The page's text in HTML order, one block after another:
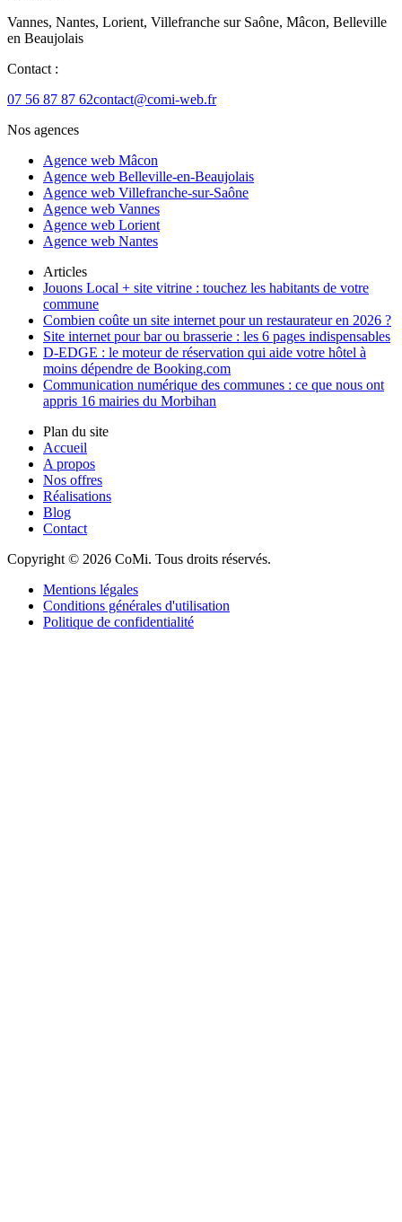
Vannes, Nantes, Lorient, Villefranche sur Saône, Mâcon, Belleville
en Beaujolais
Contact :
07 56 87 87 62contact@comi-web.fr
Nos agences
Agence web Mâcon
Agence web Belleville-en-Beaujolais
Agence web Villefranche-sur-Saône
Agence web Vannes
Agence web Lorient
Agence web Nantes
Articles
Jouons Local + site vitrine : touchez les habitants de votre
commune
Combien coûte un site internet pour un restaurateur en 2026 ?
Site internet pour bar ou brasserie : les 6 pages indispensables
D-EDGE : le moteur de réservation qui aide votre hôtel à
moins dépendre de Booking.com
Communication numérique des communes : ce que nous ont
appris 16 mairies du Morbihan
Plan du site
Accueil
A propos
Nos offres
Réalisations
Blog
Contact
Copyright © 2026 CoMi. Tous droits réservés.
Mentions légales
Conditions générales d'utilisation
Politique de confidentialité